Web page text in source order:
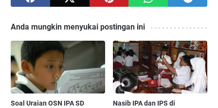
Anda mungkin menyukai postingan ini
Soal Uraian OSN IPA SD
Nasib IPA dan IPS di